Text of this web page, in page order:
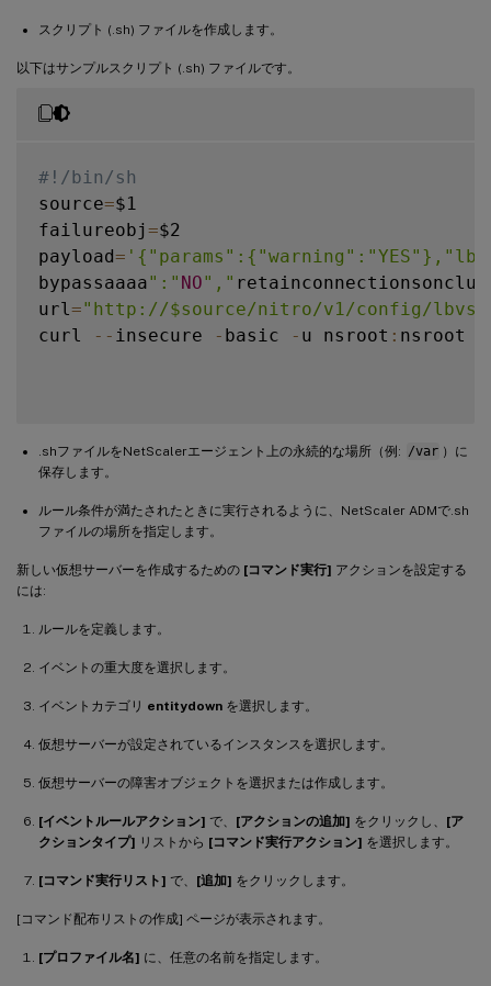
スクリプト (.sh) ファイルを作成します。
以下はサンプルスクリプト (.sh) ファイルです。
#!/bin/sh
source=$1
failureobj =$2
payload=
bypassaaaa":" NO","
url="http://$source/nitro/v1/config/
curl
-- insecure - basic - u nsroot : nsroot
.shファイルをNetScalerエージェント上の永続的な場所（例: /var ）に
保存します。
ルール条件が満たされたときに実行されるように、NetScaler ADMで.sh
ファイルの場所を指定します。
新しい仮想サーバーを作成するための [コマンド実行] アクションを設定する
には:
ルールを定義します。
イベントの重大度を選択します。
イベントカテゴリ entitydown を選択します。
仮想サーバーが設定されているインスタンスを選択します。
仮想サーバーの障害オブジェクトを選択または作成します。
[イベントルールアクション] で、 [アクションの追加] をクリックし、 [ア
クションタイプ] リストから [コマンド実行アクション] を選択します。
[コマンド実行リスト] で、 [追加] をクリックします。
[コマンド配布リストの作成] ページが表示されます。
[プロファイル名] に、任意の名前を指定します。